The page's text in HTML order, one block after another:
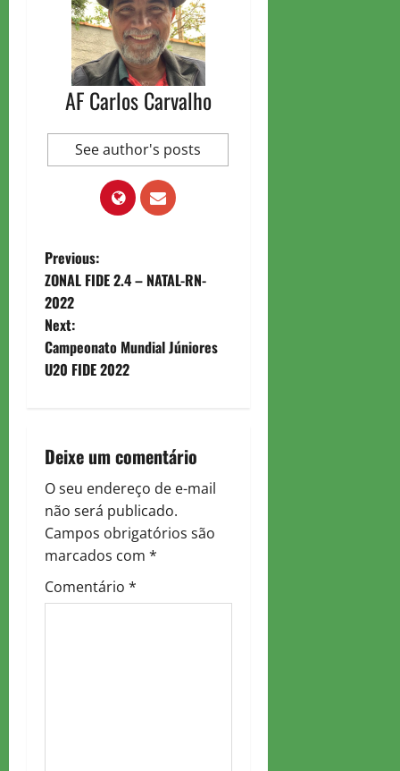
AF Carlos Carvalho
See author's posts
P
o
s
t
a
v
i
g
a
Previous:
ZONAL FIDE 2.4 – NATAL-RN-
2022
Next:
Campeonato Mundial Júniores
U20 FIDE 2022
Deixe um comentário
O seu endereço de e-mail
não será publicado.
Campos obrigatórios são
marcados com *
Comentário *